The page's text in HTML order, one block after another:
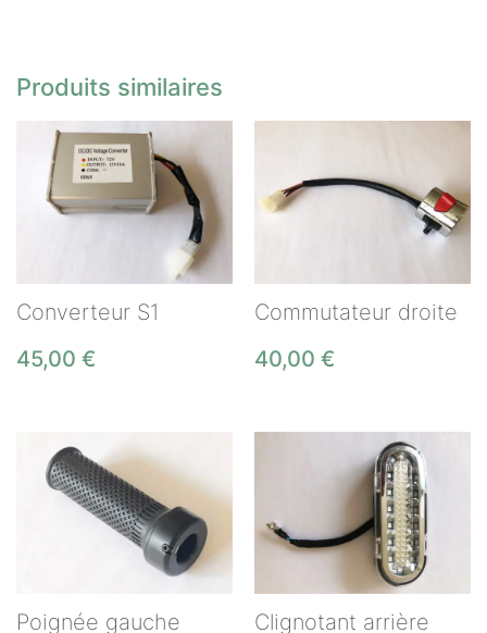
Produits similaires
Converteur S1
45,00 €
Commutateur droite
40,00 €
Poignée gauche Clignotant arrière